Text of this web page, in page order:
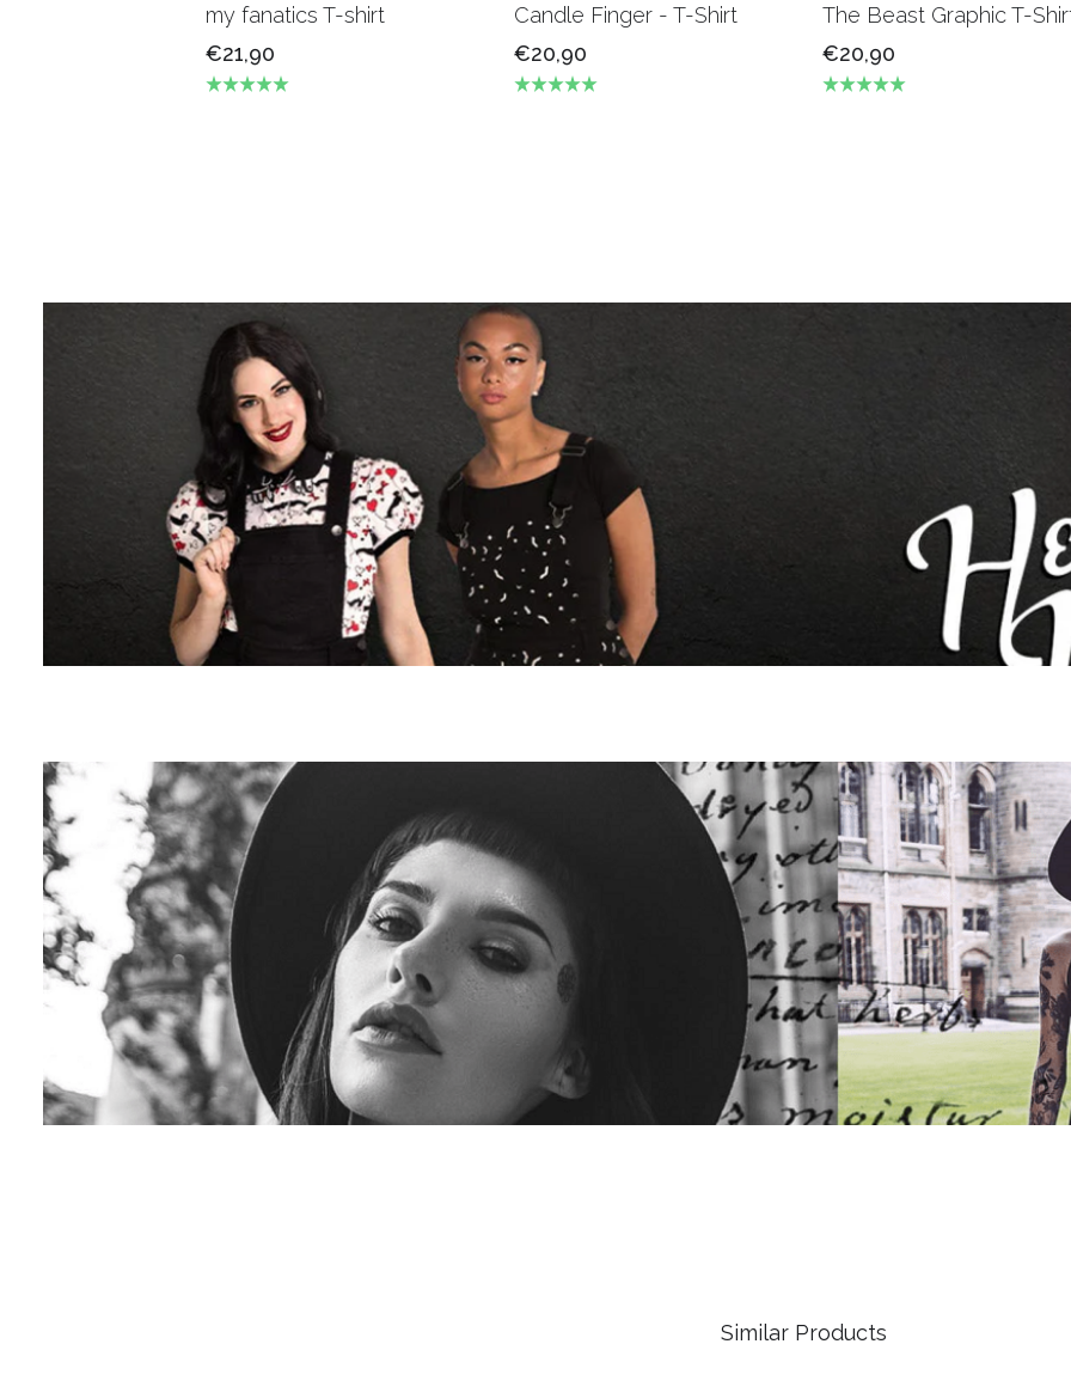
my fanatics T-shirt
€21,90
Candle Finger - T-Shirt
€20,90
The Beast Graphic T-
€20,90
Similar Products